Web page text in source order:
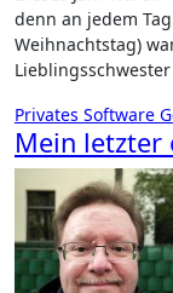
denn an jedem
Weihnachtstag)
Privates Software
Mein letzter